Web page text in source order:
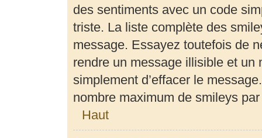
des sentiments avec un code
triste. La liste complète des
message. Essayez toutefois de
rendre un message illisible et un
simplement d’effacer le
nombre maximum de smileys
Haut